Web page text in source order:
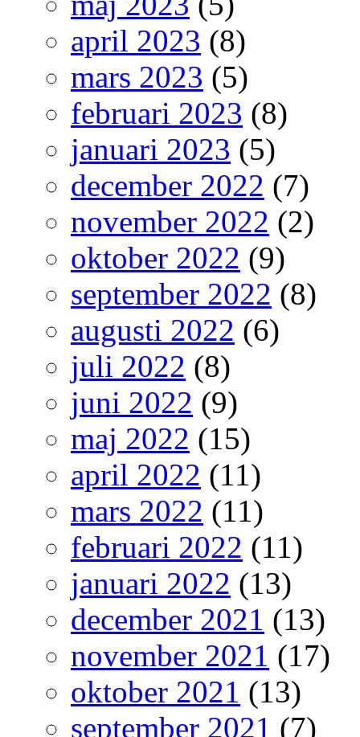
april 2023 (8)
mars 2023 (5)
februari 2023 (8)
januari 2023 (5)
december 2022 (7)
november 2022 (2)
oktober 2022 (9)
september 2022 (8)
augusti 2022 (6)
juli 2022 (8)
juni 2022 (9)
maj 2022 (15)
april 2022 (11)
mars 2022 (11)
februari 2022 (11)
januari 2022 (13)
december 2021 (13)
november 2021 (17)
oktober 2021 (13)
september 2021 (7)